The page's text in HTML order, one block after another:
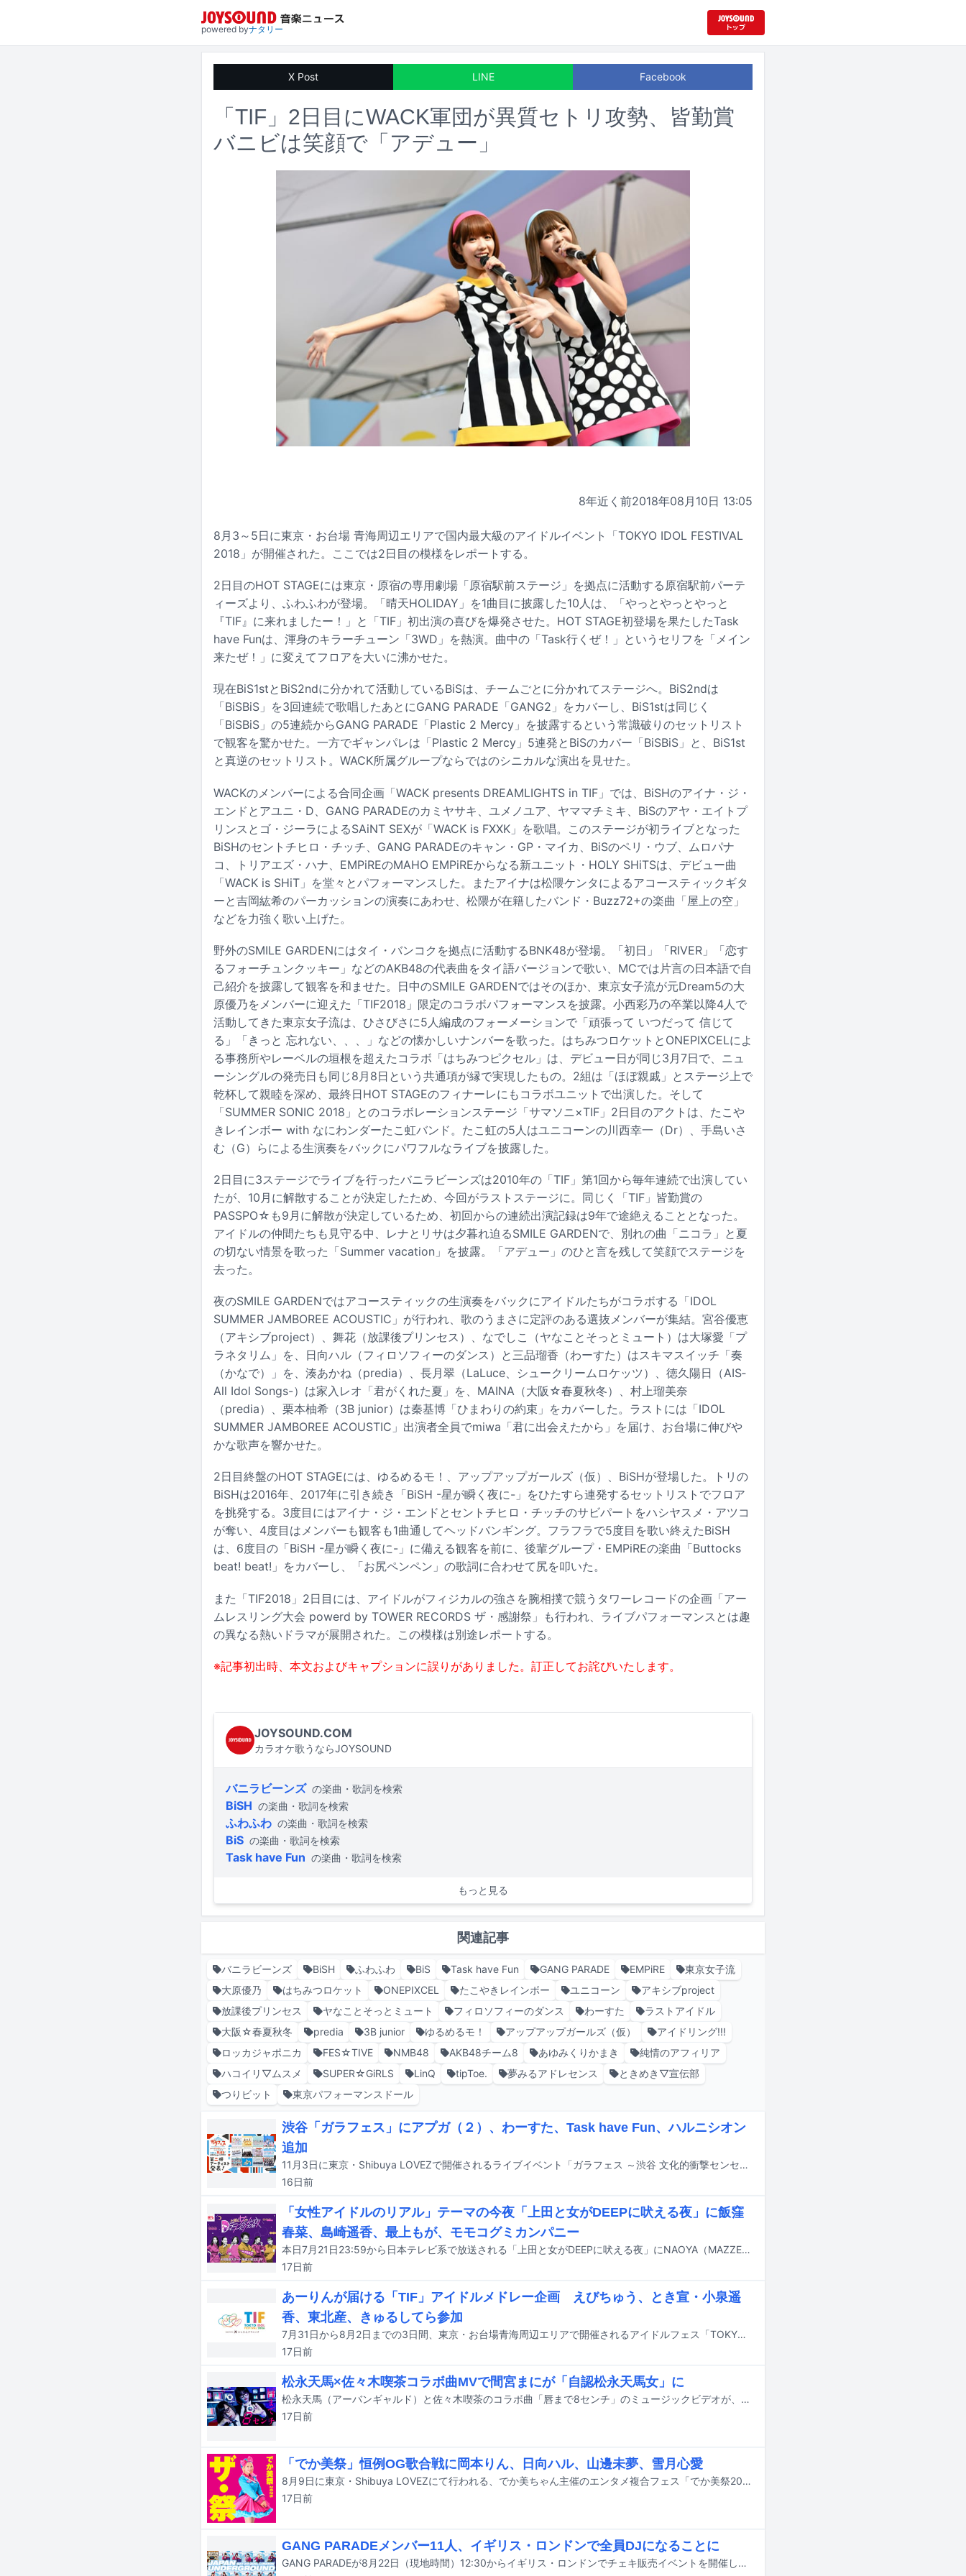
powered byナタリー
X Post LINE Facebook
「TIF」2日目にWACK軍団が異質セトリ攻勢、皆勤賞
バニビは笑顔で「アデュー」
8年近く前2018年08月10日 13:05
8月3～5日に東京・お台場 青海周辺エリアで国内最大級のアイドルイベント「TOKYO IDOL FESTIVAL
2018」が開催された。ここでは2日目の模様をレポートする。
2日目のHOT STAGEには東京・原宿の専用劇場「原宿駅前ステージ」を拠点に活動する原宿駅前パーテ
ィーズより、ふわふわが登場。「晴天HOLIDAY」を1曲目に披露した10人は、「やっとやっとやっと
『TIF』に来れましたー！」と「TIF」初出演の喜びを爆発させた。HOT STAGE初登場を果たしたTask
have Funは、渾身のキラーチューン「3WD」を熱演。曲中の「Task行くぜ！」というセリフを「メイン
来たぜ！」に変えてフロアを大いに沸かせた。
現在BiS1stとBiS2ndに分かれて活動しているBiSは、チームごとに分かれてステージへ。BiS2ndは
「BiSBiS」を3回連続で歌唱したあとにGANG PARADE「GANG2」をカバーし、BiS1stは同じく
「BiSBiS」の5連続からGANG PARADE「Plastic 2 Mercy」を披露するという常識破りのセットリスト
で観客を驚かせた。一方でギャンパレは「Plastic 2 Mercy」5連発とBiSのカバー「BiSBiS」と、BiS1st
と真逆のセットリスト。WACK所属グループならではのシニカルな演出を見せた。
WACKのメンバーによる合同企画「WACK presents DREAMLIGHTS in TIF」では、BiSHのアイナ・ジ・
エンドとアユニ・D、GANG PARADEのカミヤサキ、ユメノユア、ヤママチミキ、BiSのアヤ・エイトプ
リンスとゴ・ジーラによるSAiNT SEXが「WACK is FXXK」を歌唱。このステージが初ライブとなった
BiSHのセントチヒロ・チッチ、GANG PARADEのキャン・GP・マイカ、BiSのペリ・ウブ、ムロパナ
コ、トリアエズ・ハナ、EMPiREのMAHO EMPiREからなる新ユニット・HOLY SHiTSは、デビュー曲
「WACK is SHiT」を堂々とパフォーマンスした。またアイナは松隈ケンタによるアコースティックギタ
ーと吉岡紘希のパーカッションの演奏にあわせ、松隈が在籍したバンド・Buzz72+の楽曲「屋上の空」
などを力強く歌い上げた。
野外のSMILE GARDENにはタイ・バンコクを拠点に活動するBNK48が登場。「初日」「RIVER」「恋す
るフォーチュンクッキー」などのAKB48の代表曲をタイ語バージョンで歌い、MCでは片言の日本語で自
己紹介を披露して観客を和ませた。日中のSMILE GARDENではそのほか、東京女子流が元Dream5の大
原優乃をメンバーに迎えた「TIF2018」限定のコラボパフォーマンスを披露。小西彩乃の卒業以降4人で
活動してきた東京女子流は、ひさびさに5人編成のフォーメーションで「頑張って いつだって 信じて
る」「きっと 忘れない、、、」などの懐かしいナンバーを歌った。はちみつロケットとONEPIXCELによ
る事務所やレーベルの垣根を超えたコラボ「はちみつピクセル」は、デビュー日が同じ3月7日で、ニュ
ーシングルの発売日も同じ8月8日という共通項が縁で実現したもの。2組は「ほぼ親戚」とステージ上で
乾杯して親睦を深め、最終日HOT STAGEのフィナーレにもコラボユニットで出演した。そして
「SUMMER SONIC 2018」とのコラボレーションステージ「サマソニ×TIF」2日目のアクトは、たこや
きレインボー with なにわンダーたこ虹バンド。たこ虹の5人はユニコーンの川西幸一（Dr）、手島いさ
む（G）らによる生演奏をバックにパワフルなライブを披露した。
2日目に3ステージでライブを行ったバニラビーンズは2010年の「TIF」第1回から毎年連続で出演してい
たが、10月に解散することが決定したため、今回がラストステージに。同じく「TIF」皆勤賞の
PASSPO☆も9月に解散が決定しているため、初回からの連続出演記録は9年で途絶えることとなった。
アイドルの仲間たちも見守る中、レナとリサは夕暮れ迫るSMILE GARDENで、別れの曲「ニコラ」と夏
の切ない情景を歌った「Summer vacation」を披露。「アデュー」のひと言を残して笑顔でステージを
去った。
夜のSMILE GARDENではアコースティックの生演奏をバックにアイドルたちがコラボする「IDOL
SUMMER JAMBOREE ACOUSTIC」が行われ、歌のうまさに定評のある選抜メンバーが集結。宮谷優恵
（アキシブproject）、舞花（放課後プリンセス）、なでしこ（ヤなことそっとミュート）は大塚愛「プ
ラネタリム」を、日向ハル（フィロソフィーのダンス）と三品瑠香（わーすた）はスキマスイッチ「奏
（かなで）」を、湊あかね（predia）、長月翠（LaLuce、シュークリームロケッツ）、徳久陽日（AIS‐
All Idol Songs-）は家入レオ「君がくれた夏」を、MAINA（大阪☆春夏秋冬）、村上瑠美奈
（predia）、栗本柚希（3B junior）は秦基博「ひまわりの約束」をカバーした。ラストには「IDOL
SUMMER JAMBOREE ACOUSTIC」出演者全員でmiwa「君に出会えたから」を届け、お台場に伸びや
かな歌声を響かせた。
2日目終盤のHOT STAGEには、ゆるめるモ！、アップアップガールズ（仮）、BiSHが登場した。トリの
BiSHは2016年、2017年に引き続き「BiSH -星が瞬く夜に-」をひたすら連発するセットリストでフロア
を挑発する。3度目にはアイナ・ジ・エンドとセントチヒロ・チッチのサビパートをハシヤスメ・アツコ
が奪い、4度目はメンバーも観客も1曲通してヘッドバンギング。フラフラで5度目を歌い終えたBiSH
は、6度目の「BiSH -星が瞬く夜に-」に備える観客を前に、後輩グループ・EMPiREの楽曲「Buttocks
beat! beat!」をカバーし、「お尻ペンペン」の歌詞に合わせて尻を叩いた。
また「TIF2018」2日目には、アイドルがフィジカルの強さを腕相撲で競うタワーレコードの企画「アー
ムレスリング大会 powerd by TOWER RECORDS ザ・感謝祭」も行われ、ライブパフォーマンスとは趣
の異なる熱いドラマが展開された。この模様は別途レポートする。
※記事初出時、本文およびキャプションに誤りがありました。訂正してお詫びいたします。
JOYSOUND.COM
カラオケ歌うならJOYSOUND
バニラビーンズ の楽曲・歌詞を検索
BiSH の楽曲・歌詞を検索
ふわふわ の楽曲・歌詞を検索
BiS の楽曲・歌詞を検索
Task have Fun の楽曲・歌詞を検索
もっと見る
関連記事
バニラビーンズ BiSH ふわふわ BiS Task have Fun GANG PARADE EMPiRE
東京女子流
大原優乃
はちみつロケット ONEPIXCEL たこやきレインボー ユニコーン
アキシブproject
放課後プリンセス
ヤなことそっとミュート フィロソフィーのダンス わーすた
ラストアイドル
大阪☆春夏秋冬
predia 3B junior ゆるめるモ！ アップアップガールズ（仮）
アイドリング!!!
ロッカジャポニカ
FES☆TIVE NMB48 AKB48チーム8 あゆみくりかまき
純情のアフィリア
ハコイリ▽ムスメ
SUPER☆GiRLS LinQ tipToe. 夢みるアドレセンス
ときめき▽宣伝部
つりビット
東京パフォーマンスドール
渋谷「ガラフェス」にアプガ（２）、わーすた、Task have Fun、ハルニシオン
追加
11月3日に東京・Shibuya LOVEZで開催されるライブイベント「ガラフェス ～渋谷 文化的衝撃センセーション 秋の新作発表会～」の第2弾出演アーティストが発表された。
16日前
「女性アイドルのリアル」テーマの今夜「上田と女がDEEPに吠える夜」に飯窪
春菜、島崎遥香、最上もが、モモコグミカンパニー
本日7月21日23:59から日本テレビ系で放送される「上田と女がDEEPに吠える夜」にNAOYA（MAZZEL）、飯窪春菜、島崎遥香、最上もが、モモコグミカンパニーが出演する。
17日前
あーりんが届ける「TIF」アイドルメドレー企画 えびちゅう、とき宣・小泉遥
香、東北産、きゅるしてら参加
7月31日から8月2日までの3日間、東京・お台場青海周辺エリアで開催されるアイドルフェス「TOKYO IDOL FESTIVAL 2026 supported by にしたんクリニック」。本公演のうち、初日に行われる「灼熱！真夏のアイドルメドレー ～A-RIN BEYOND THE LIMIT～」の出演者が発表された。
17日前
松永天馬×佐々木喫茶コラボ曲MVで間宮まにが「自認松永天馬女」に
松永天馬（アーバンギャルド）と佐々木喫茶のコラボ曲「唇まで8センチ」のミュージックビデオが、明日7月22日20:00にYouTubeで公開される。
17日前
「でか美祭」恒例OG歌合戦に岡本りん、日向ハル、山邊未夢、雪月心愛
8月9日に東京・Shibuya LOVEZにて行われる、でか美ちゃん主催のエンタメ複合フェス「でか美祭2026」の出演アーティスト第4弾が発表された。
17日前
GANG PARADEメンバー11人、イギリス・ロンドンで全員DJになることに
GANG PARADEが8月22日（現地時間）12:30からイギリス・ロンドンでチェキ販売イベントを開催し、19:00にスタートするライブイベント「Japan Underground」にDJとして出演することが発表された。